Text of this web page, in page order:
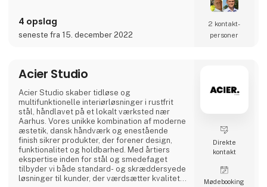
sætter en ære i at lægge navn til - kort sagt,
dansk design der holder…
4 opslag
seneste fra 15. december 2022
2 kontakt­
personer
Acier Studio
Acier Studio skaber tidløse og
multifunktionelle interiørløsninger i rustfrit
stål, håndlavet på et lokalt værksted nær
Aarhus. Vores unikke kombination af moderne
æstetik, dansk håndværk og enestående
finish sikrer produkter, der forener design,
funktionalitet og holdbarhed. Med årtiers
ekspertise inden for stål og smedefaget
tilbyder vi både standard- og skræddersyede
løsninger til kunder, der værdsætter kvalitet i
Direkte
kontakt
Møde­booking